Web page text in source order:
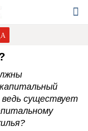
существует